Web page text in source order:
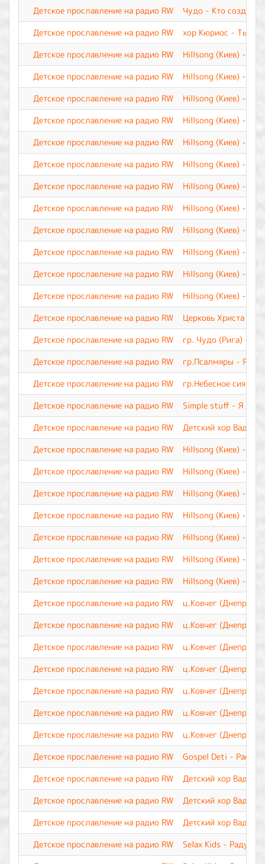
Детское прославление на радио RW
Чудо - Кто создал
Детское прославление на радио RW
хор Кюриос - Ты
Детское прославление на радио RW
Hillsong (Киев) - Я
Детское прославление на радио RW
Hillsong (Киев) - Я
Детское прославление на радио RW
Hillsong (Киев) - Ты
Детское прославление на радио RW
Hillsong (Киев) -
Детское прославление на радио RW
Hillsong (Киев) -
Детское прославление на радио RW
Hillsong (Киев) -
Детское прославление на радио RW
Hillsong (Киев) -
Детское прославление на радио RW
Hillsong (Киев) -
Детское прославление на радио RW
Hillsong (Киев) -
Детское прославление на радио RW
Hillsong (Киев) -
Детское прославление на радио RW
Hillsong (Киев) -
Детское прославление на радио RW
Hillsong (Киев) -
Детское прославление на радио RW
Церковь Христа -
Детское прославление на радио RW
гр. Чудо (Рига) -
Детское прославление на радио RW
гр.Псалмяры - Я
Детское прославление на радио RW
гр.Небесное
Детское прославление на радио RW
Simple stuff - Я
Детское прославление на радио RW
Детский хор Вадима
Детское прославление на радио RW
Hillsong (Киев) - Я
Детское прославление на радио RW
Hillsong (Киев) -
Детское прославление на радио RW
Hillsong (Киев) - Ты
Детское прославление на радио RW
Hillsong (Киев) - О
Детское прославление на радио RW
Hillsong (Киев) -
Детское прославление на радио RW
Hillsong (Киев) -
Детское прославление на радио RW
Hillsong (Киев) -
Детское прославление на радио RW
ц.Ковчег (Днепр) -
Детское прославление на радио RW
ц.Ковчег (Днепр) -
Детское прославление на радио RW
ц.Ковчег (Днепр) -
Детское прославление на радио RW
ц.Ковчег (Днепр) -
Детское прославление на радио RW
ц.Ковчег (Днепр) -
Детское прославление на радио RW
ц.Ковчег (Днепр) -
Детское прославление на радио RW
ц.Ковчег (Днепр) -
Детское прославление на радио RW
Gospel Deti - Расту
Детское прославление на радио RW
Детский хор
Детское прославление на радио RW
Детский хор Вадима
Детское прославление на радио RW
Детский хор Вадима
Детское прославление на радио RW
Selax Kids - Радуюсь